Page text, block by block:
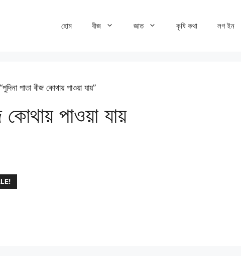
হোম বীজ জাত কৃষি কথা লগ ইন
পাতা বীজ কোথায় পাওয়া যায়”
কোথায় পাওয়া যায়